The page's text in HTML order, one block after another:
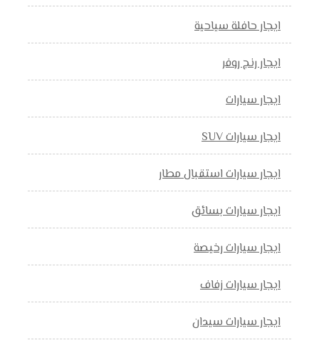
ايجار حافلة سياحية
ايجار رنج روفر
ايجار سيارات
ايجار سيارات SUV
ايجار سيارات استقبال مطار
ايجار سيارات بسائق
ايجار سيارات رخيصة
ايجار سيارات زفاف
ايجار سيارات سيدان